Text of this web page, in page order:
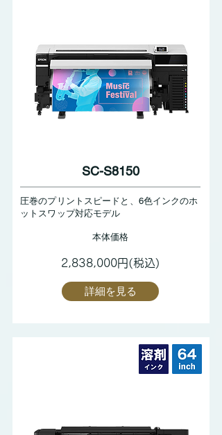
SC-S8150
圧巻のプリントスピードと、6色インクのホ
ットスワップ対応モデル
本体価格
2,838,000円(税込)
詳細を見る